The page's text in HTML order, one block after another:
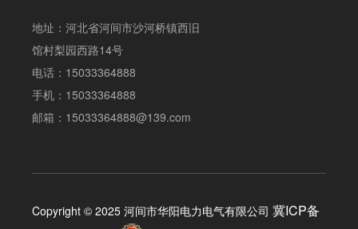
地址：河北省河间市沙河桥镇西旧
馆村梨园西路14号
电话：15033364888
手机：15033364888
邮箱：15033364888@139.com
Copyright © 2025 河间市华阳电力电气有限公司冀ICP备